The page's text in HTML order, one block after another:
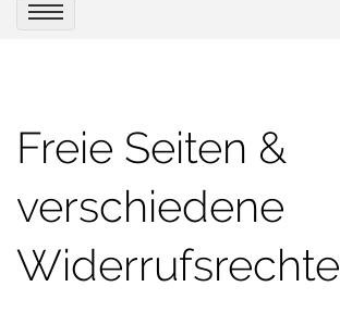
Freie Seiten &
verschiedene
Widerrufsrechte